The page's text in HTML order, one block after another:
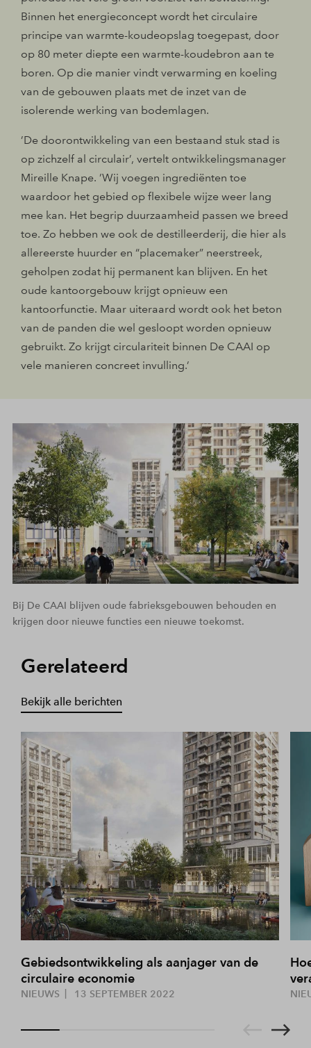
Binnen het energieconcept wordt het circulaire
principe van warmte-koudeopslag toegepast, door
op 80 meter diepte een warmte-koudebron aan te
boren. Op die manier vindt verwarming en koeling
van de gebouwen plaats met de inzet van de
isolerende werking van bodemlagen.
’De doorontwikkeling van een bestaand stuk stad is
op zichzelf al circulair’, vertelt ontwikkelingsmanager
Mireille Knape. ’Wij voegen ingrediënten toe
waardoor het gebied op flexibele wijze weer lang
mee kan. Het begrip duurzaamheid passen we breed
toe. Zo hebben we ook de destilleerderij, die hier als
allereerste huurder en “placemaker” neerstreek,
geholpen zodat hij permanent kan blijven. En het
oude kantoorgebouw krijgt opnieuw een
kantoorfunctie. Maar uiteraard wordt ook het beton
van de panden die wel gesloopt worden opnieuw
gebruikt. Zo krijgt circulariteit binnen De CAAI op
vele manieren concreet invulling.’
Bij De CAAI blijven oude fabrieksgebouwen behouden en
krijgen door nieuwe functies een nieuwe toekomst.
Gerelateerd
Bekijk alle berichten
Gebiedsontwikkeling als aanjager van de
circulaire economie
NIEUWS 13 SEPTEMBER 2022